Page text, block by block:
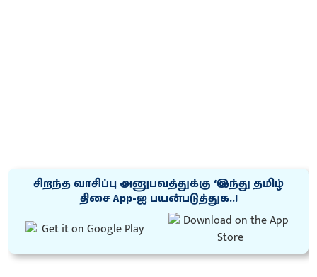
சிறந்த வாசிப்பு அனுபவத்துக்கு ‘இந்து தமிழ்
திசை App-ஐ பயன்படுத்துக..!